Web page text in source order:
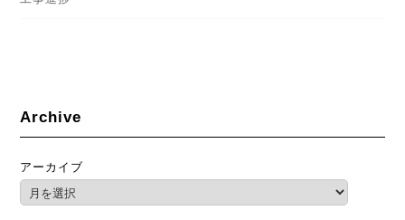
Archive
アーカイブ